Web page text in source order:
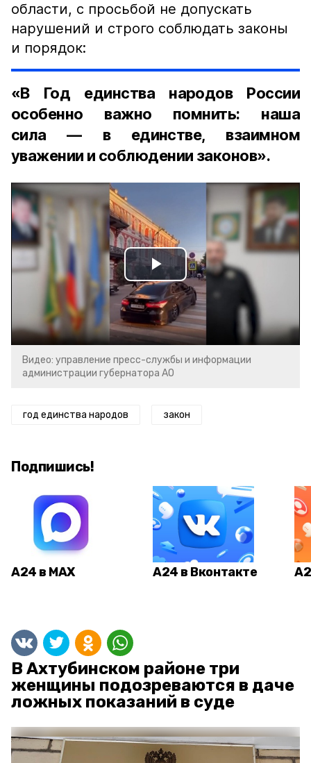
области, с просьбой не допускать
нарушений и строго соблюдать законы
и порядок:
«В Год единства народов России
особенно важно помнить: наша
сила — в единстве, взаимном
уважении и соблюдении законов».
Play
Video
Видео: управление пресс-службы и информации
администрации губернатора АО
год единства народов закон
Подпишись!
А24 в MAX А24 в Вконтакте
В Ахтубинском районе три
женщины подозреваются в даче
ложных показаний в суде